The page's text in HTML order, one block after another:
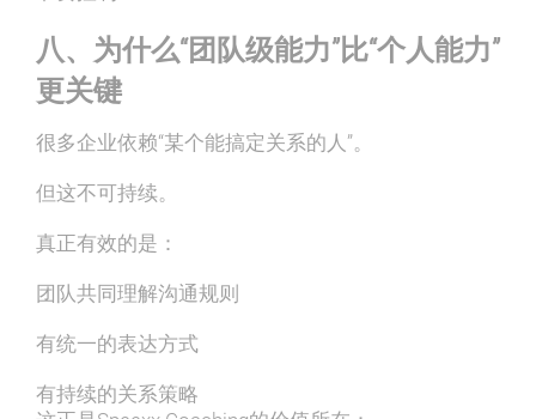
八、为什么“团队级能力”比“个人能力”
更关键
很多企业依赖“某个能搞定关系的人”。
但这不可持续。
真正有效的是：
团队共同理解沟通规则
有统一的表达方式
有持续的关系策略